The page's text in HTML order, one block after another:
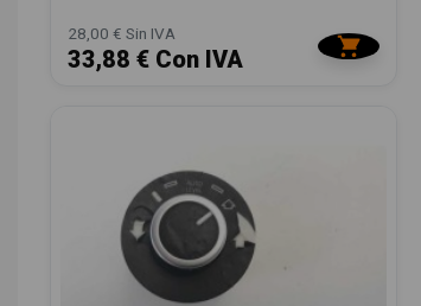
28,00 € Sin IVA
33,88 € Con IVA